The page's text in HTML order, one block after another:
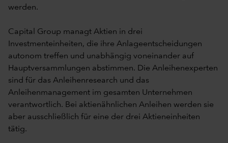
werden.
Capital Group managt Aktien in drei
Investmenteinheiten, die ihre Anlageentscheidungen
autonom treffen und unabhängig voneinander auf
Hauptversammlungen abstimmen. Die Anleihenexperten
sind für das Anleihenresearch und das
Anleihenmanagement im gesamten Unternehmen
verantwortlich. Bei aktienähnlichen Anleihen werden sie
aber ausschließlich für eine der drei Aktieneinheiten
tätig.